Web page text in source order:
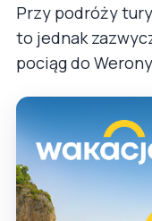
Przy podróży
to jednak
pociąg do